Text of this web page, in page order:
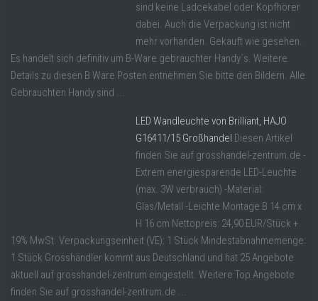
sind keine Ladcekabel oder Kopfhörer
dabei. Auch die Verpackung ist nicht
mehr vorhanden. Gekauft wie gesehen.
Es handelt sich definitiv um B-Ware gebrauchter Handy´s. Weitere
Details zu diesen B Ware Posten entnehmen Sie bitte den Bildern. Alle
Gebrauchten Handy sind ...
LED Wandleuchte von Brilliant, HAJO
G16411/15 Großhandel Diesen Artikel
finden Sie auf grosshandel-zentrum.de -
Extrem energiesparende LED-Leuchte
(max. 3W verbrauch) -Material:
Glas/Metall -Leichte Montage B 14 cm x
H 16 cm Nettopreis: 24,90 EUR/Stück +
19% MwSt. Verpackungseinheit (VE): 1 Stück Mindestabnahmemenge:
1 Stück Grosshändler kommt aus Deutschland und hat 25 Angebote
aktuell auf grosshandel-zentrum eingestellt. Weitere Top Angebote
finden Sie auf grosshandel-zentrum.de ...